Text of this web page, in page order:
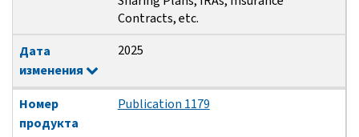
Contracts, etc.
Дата
изменения
2025
Номер
продукта
Publication 1179